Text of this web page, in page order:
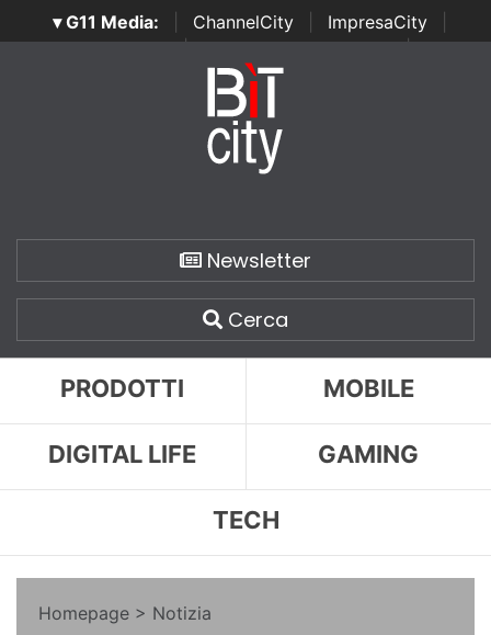
▾ G11 Media: ChannelCity ImpresaCity
SecurityOpenLab | Italian Channel Awards | Italian
Italian Security Awards
Newsletter
Cerca
PRODOTTI MOBILE
DIGITAL LIFE GAMING
TECH
Homepage > Notizia